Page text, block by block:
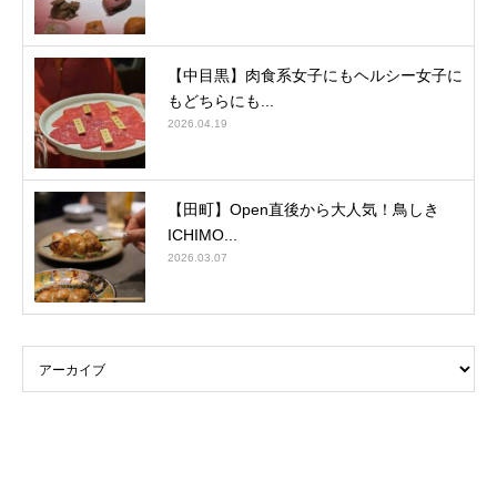
【中目黒】肉食系女子にもヘルシー女子に
もどちらにも...
2026.04.19
【田町】Open直後から大人気！鳥しき
ICHIMO...
2026.03.07